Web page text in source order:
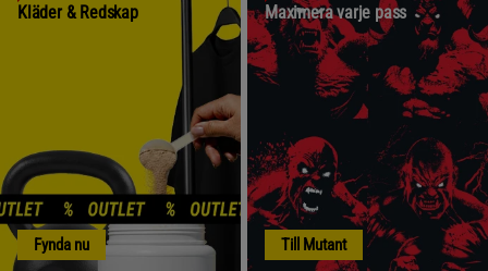
Kläder & Redskap
Fynda nu
Maximera varje pass
Till Mutant